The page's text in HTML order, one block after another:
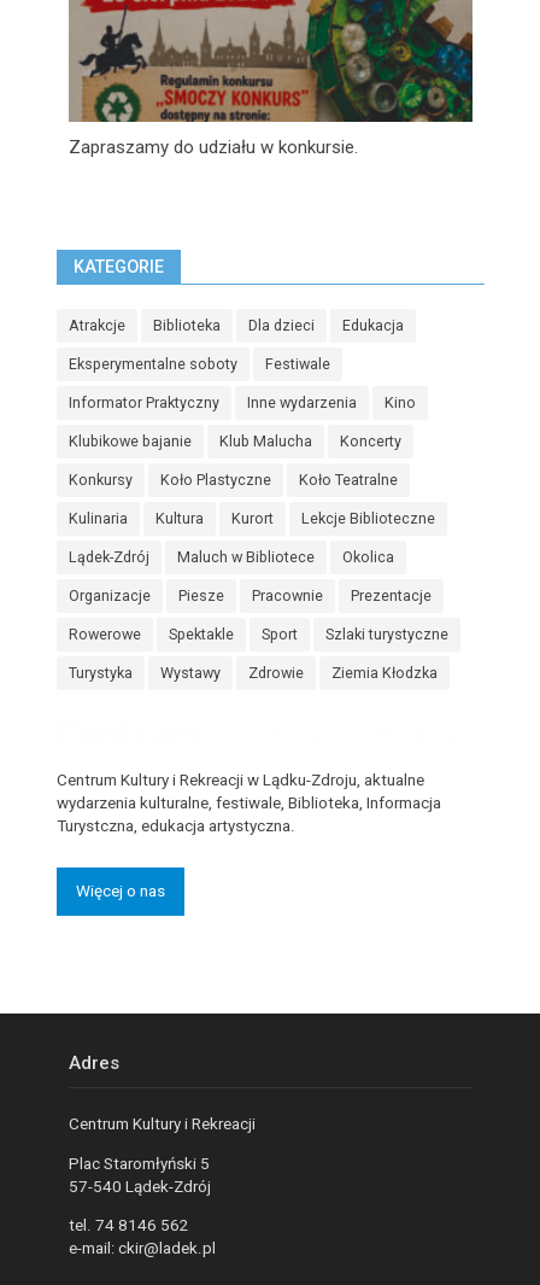
Zapraszamy do udziału w konkursie.
KATEGORIE
Atrakcje Biblioteka Dla dzieci Edukacja
Eksperymentalne soboty Festiwale
Informator Praktyczny Inne wydarzenia Kino
Klubikowe bajanie Klub Malucha Koncerty
Konkursy Koło Plastyczne Koło Teatralne
Kulinaria Kultura Kurort Lekcje Biblioteczne
Lądek-Zdrój Maluch w Bibliotece Okolica
Organizacje Piesze Pracownie Prezentacje
Rowerowe Spektakle Sport Szlaki turystyczne
Turystyka Wystawy Zdrowie Ziemia Kłodzka
Centrum Kultury i Rekreacji w Lądku-Zdroju, aktualne
wydarzenia kulturalne, festiwale, Biblioteka, Informacja
Turystczna, edukacja artystyczna.
Więcej o nas
Adres
Centrum Kultury i Rekreacji
Plac Staromłyński 5
57-540 Lądek-Zdrój
tel. 74 8146 562
e-mail: ckir@ladek.pl